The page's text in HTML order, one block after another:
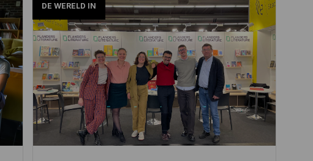
DE WERELD IN